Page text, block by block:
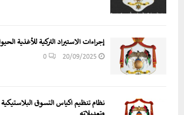
إجراءات الاستيراد التركية للأغذية
20/09/2025
0
نظام تنظيم اكياس التسوق البلاستيكية